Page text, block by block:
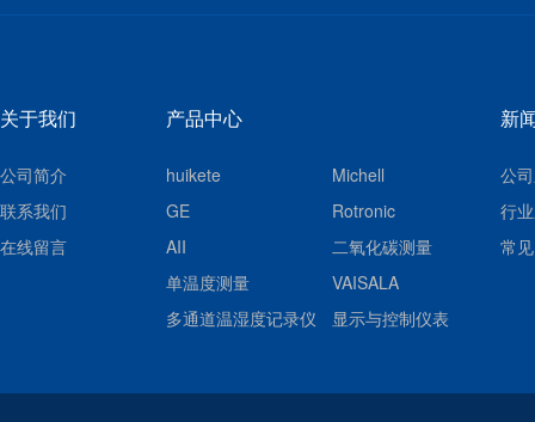
关于我们
公司简介
联系我们
在线留言
产品中心
huikete
Michell
GE
Rotronic
AII
二氧化碳测量
单温度测量
VAISALA
多通道温湿度记录仪
显示与控制仪表
新
公
行
常